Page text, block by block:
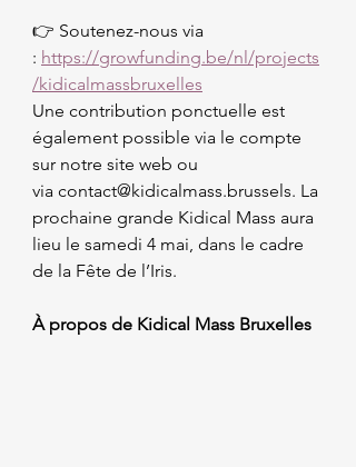
👉 Soutenez-nous via
: https://growfunding.be/nl/projects
/kidicalmassbruxelles
Une contribution ponctuelle est
également possible via le compte
sur notre site web ou
via contact@kidicalmass.brussels. La
prochaine grande Kidical Mass aura
lieu le samedi 4 mai, dans le cadre
de la Fête de l’Iris.
À propos de Kidical Mass Bruxelles